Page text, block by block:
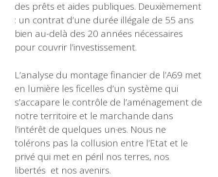
des prêts et aides publiques. Deuxièmement
: un contrat d’une durée illégale de 55 ans
bien au-delà des 20 années nécessaires
pour couvrir l’investissement.
L’analyse du montage financier de l’A69 met
en lumière les ficelles d’un système qui
s’accapare le contrôle de l’aménagement de
notre territoire et le marchande dans
l’intérêt de quelques un·es. Nous ne
tolérons pas la collusion entre l’Etat et le
privé qui met en péril nos terres, nos
libertés et nos avenirs.